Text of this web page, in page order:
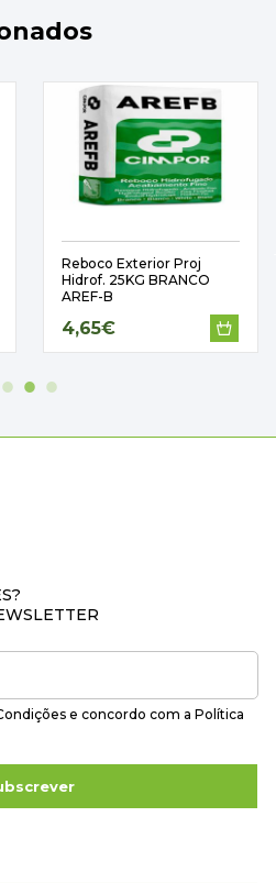
Reboco Exterior Proj
Hidrof. 25KG BRANCO
AREF-B
4,65€
e concordo com a Política